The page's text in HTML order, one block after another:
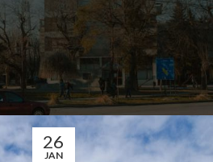
ИЗ ОПШТИНЕ
САГЛАСНОСТ ЗА
ТЕМЕЉИМА КУЛЕ
ТВРЂАВЕ
Ковин
26
JAN